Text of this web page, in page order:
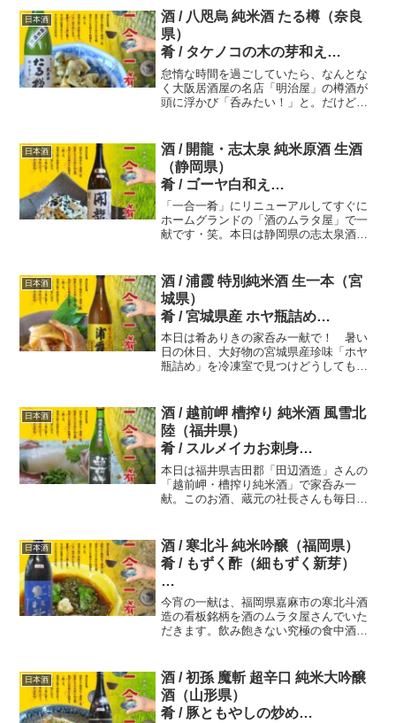
だ！）
ど、一度、消えてしまった酒米「改良八
反流」を地元農家と連携して栽培させ復
活させたのですよ。
日本酒
酒 / 八咫烏 純米酒 たる樽（奈良
県）
肴 / タケノコの木の芽和え
一五八献目一合一肴・いちごうひ
とな
怠惰な時間を過ごしていたら、なんとな
く大阪居酒屋の名店「明治屋」の樽酒が
頭に浮かび「呑みたい！」と。だけど
米酒・たる樽」を購入！あわす肴は春の
名残りを感じる「タケノコの木の芽和
え」
日本酒
酒 / 開龍・志太泉 純米原酒 生酒
（静岡県）
肴 / ゴーヤ白和え
一一〇献目 一合一肴・いちごう
ひとな
だ！）
「一合一肴」にリニューアルしてすぐに
ホームグランドの「酒のムラタ屋」で一
献です・笑。本日は静岡県の志太泉酒造
は原酒らしい濃厚さがあり力強さを感じ
る、だけど角がなく「スルり～」と呑ん
でしまう旨酒ですよ。
日本酒
酒 / 浦霞 特別純米酒 生一本（宮
城県）
肴 / 宮城県産 ホヤ瓶詰め
一三七献目 一合一肴・いちごう
ひとな
本日は肴ありきの家呑み一献で！ 暑い
日の休日、大好物の宮城県産珍味「ホヤ
瓶詰め」を冷凍室で見つけどうしても呑
屋さんに向かい、浦霞を購入！燗酒にす
ると旨さ倍増！ 炊きたてご飯の様なふ
くよかさ。
日本酒
酒 / 越前岬 槽搾り 純米酒 風雪北
陸（福井県）
肴 / スルメイカお刺身
一三九献目 一合一肴・いちごう
ひとな
本日は福井県吉田郡「田辺酒造」さんの
「越前岬・槽搾り純米酒」で家呑み一
献。このお酒、蔵元の社長さんも毎日呑
じ、ゆっくりと広がる米の旨味～。合わ
せた肴はスルメイカお刺身、一人で一パ
イ！贅沢な家呑み。
日本酒
酒 / 寒北斗 純米吟醸（福岡県）
肴 / もずく酢（細もずく新芽）
一四六献目 一合一肴・いちごう
ひとな
今宵の一献は、福岡県嘉麻市の寒北斗酒
造の看板銘柄を酒のムラタ屋さんでいた
だきます。飲み飽きない究極の食中酒、
した果物のような吟醸香、これは低温長
期の込みで生まれた香りです。
日本酒
酒 / 初孫 魔斬 超辛口 純米大吟醸
酒（山形県）
肴 / 豚ともやしの炒め